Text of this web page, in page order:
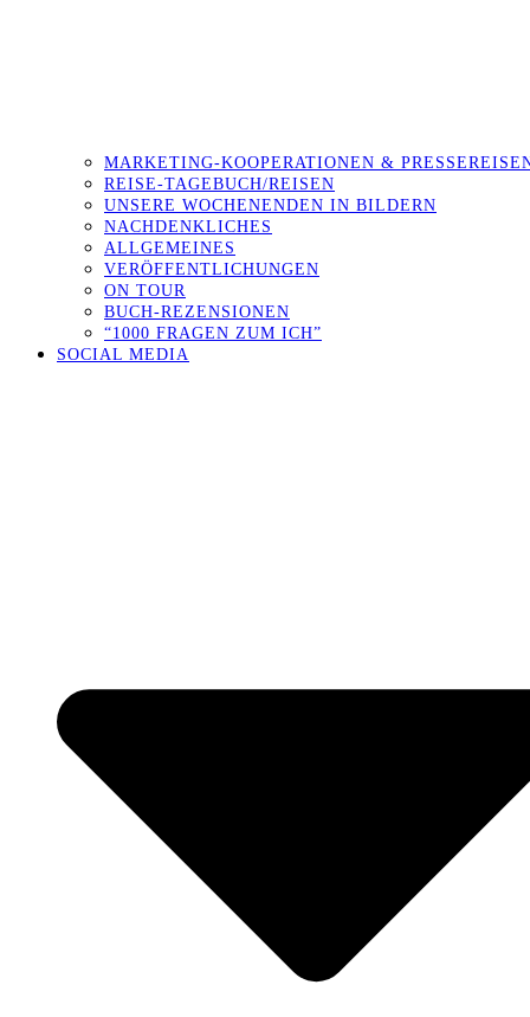
MARKETING-KOOPERATIONEN &
REISE-TAGEBUCH/REISEN
UNSERE WOCHENENDEN IN BILDERN
NACHDENKLICHES
ALLGEMEINES
VERÖFFENTLICHUNGEN
ON TOUR
BUCH-REZENSIONEN
“1000 FRAGEN ZUM ICH”
SOCIAL MEDIA